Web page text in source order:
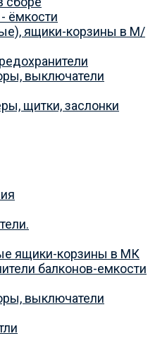
ёмкости
ящики-корзины в М/
выключатели
щитки, заслонки
ящики-корзины в МК
балконов-емкости
выключатели